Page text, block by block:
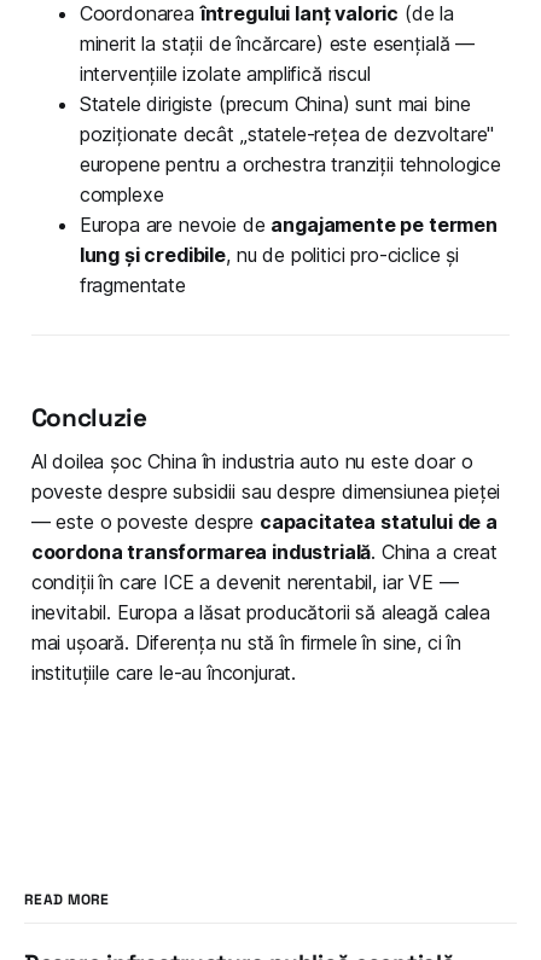
Coordonareaîntregului lanț valoric (de la
minerit la stații de încărcare) este esențială —
intervențiile izolate amplifică riscul
Statele dirigiste (precum China) sunt mai bine
poziționate decât „statele-rețea de dezvoltare"
europene pentru a orchestra tranziții tehnologice
complexe
Europa are nevoie de angajamente pe termen
lung și credibile, nu de politici pro-ciclice și
fragmentate
Concluzie
Al doilea șoc China în industria auto nu este doar o
poveste despre subsidii sau despre dimensiunea pieței
— este o poveste despre capacitatea statului de a
coordona transformarea industrială. China a creat
condiții în care ICE a devenit nerentabil, iar VE —
inevitabil. Europa a lăsat producătorii să aleagă calea
mai ușoară. Diferența nu stă în firmele în sine, ci în
instituțiile care le-au înconjurat.
READ MORE